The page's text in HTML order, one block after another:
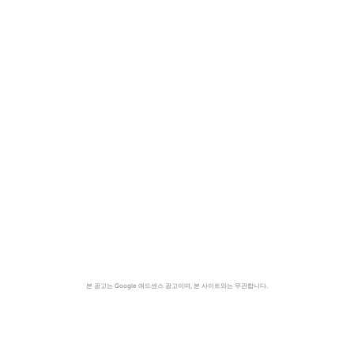
본 광고는 Google 애드센스 광고이며, 본 사이트와는 무관합니다.